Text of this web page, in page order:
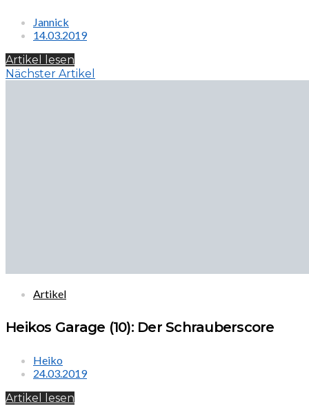
Jannick
14.03.2019
Artikel lesen
Nächster Artikel
Artikel
Heikos Garage (10): Der Schrauberscore
Heiko
24.03.2019
Artikel lesen